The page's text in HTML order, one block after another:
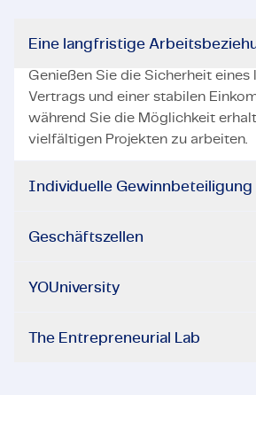
Eine langfristige
Genießen Sie die Sicherheit
Vertrags und einer stabilen
während Sie die Möglichkeit
vielfältigen Projekten zu arbeiten.
Individuelle Gewinnbeteiligung
Geschäftszellen
YOUniversity
The Entrepreneurial Lab